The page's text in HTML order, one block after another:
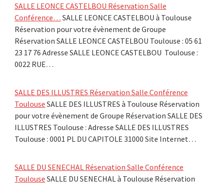
SALLE LEONCE CASTELBOU Réservation Salle
Conférence… SALLE LEONCE CASTELBOU à Toulouse
Réservation pour votre évènement de Groupe
Réservation SALLE LEONCE CASTELBOU Toulouse : 05 61
23 17 76 Adresse SALLE LEONCE CASTELBOU Toulouse :
0022 RUE…
SALLE DES ILLUSTRES Réservation Salle Conférence
Toulouse SALLE DES ILLUSTRES à Toulouse Réservation
pour votre évènement de Groupe Réservation SALLE DES
ILLUSTRES Toulouse : Adresse SALLE DES ILLUSTRES
Toulouse : 0001 PL DU CAPITOLE 31000 Site Internet…
SALLE DU SENECHAL Réservation Salle Conférence
Toulouse SALLE DU SENECHAL à Toulouse Réservation